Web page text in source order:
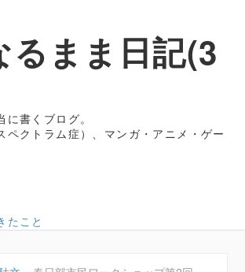
るまま日記(3
書くブログ。
ペクトラム症）、マンガ・アニメ・ゲー
たこと